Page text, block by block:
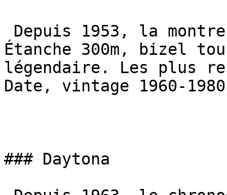
Étanche 300m, bizel
légendaire. Les plus
Date, vintage 1960-
### Daytona